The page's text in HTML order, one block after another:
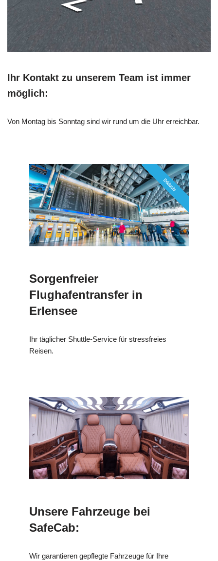
Ihr Kontakt zu unserem Team ist immer
möglich:
Von Montag bis Sonntag sind wir rund um die Uhr erreichbar.
Sorgenfreier
Flughafentransfer in
Erlensee
Ihr täglicher Shuttle-Service für stressfreies
Reisen.
Unsere Fahrzeuge bei
SafeCab:
Wir garantieren gepflegte Fahrzeuge für Ihre